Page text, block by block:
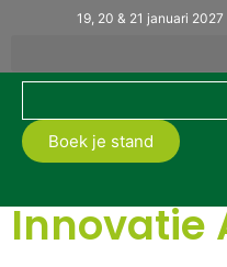
19, 20 & 21 januari
Boek je stand
Innovatie